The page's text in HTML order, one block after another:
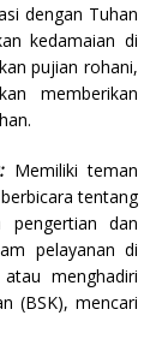
dengan Tuhan
kedamaian di
pujian rohani,
memberikan
Memiliki teman
tentang
pengertian dan
pelayanan di
menghadiri
(BSK), mencari